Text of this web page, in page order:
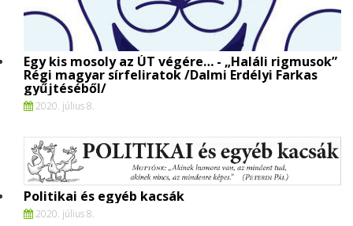
Egy kis mosoly az ÚT végére… - „Haláli rigmusok”
Régi magyar sírfeliratok /Dalmi Erdélyi Farkas
gyűjtéséből/
2020. július 8.
Politikai és egyéb kacsák
2020. július 8.